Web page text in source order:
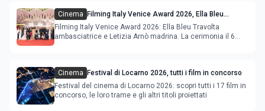
Cinema
Filming Italy Venice Award 2026, Ella Bleu
Travolta ambasciatrice e Letizia Arnò madrina
Filming Italy Venice Award 2026: Ella Bleu Travolta
ambasciatrice e Letizia Arnò madrina. La cerimonia il 6
Cinema
Festival di Locarno 2026, tutti i film in concorso
Festival del cinema di Locarno 2026: scopri tutti i 17 film in
concorso, le loro trame e gli altri titoli proiettati